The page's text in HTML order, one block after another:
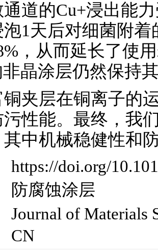
道的Cu+浸出能
1天后对细菌附
，从而延长了使
非晶涂层仍然保持
铜夹层在铜离子的
性能。最终，我
中机械稳健性和
https://doi.org/
防腐蚀涂层
Journal of Materials
CN